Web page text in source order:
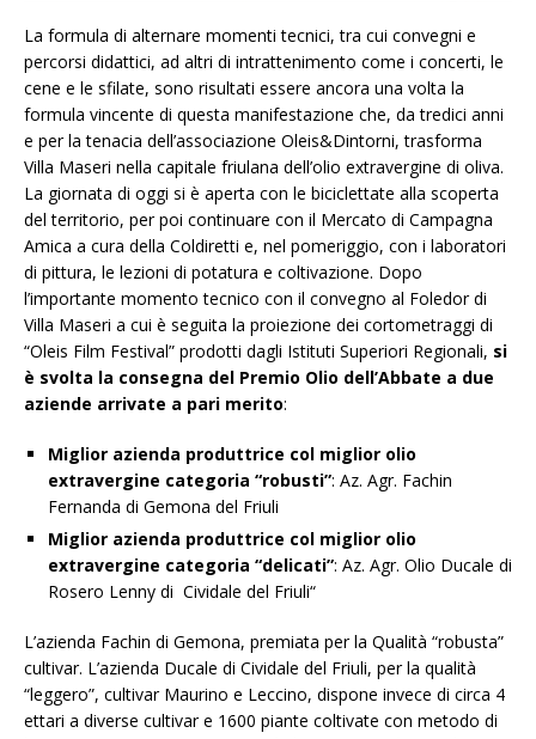
La formula di alternare momenti tecnici, tra cui convegni e
percorsi didattici, ad altri di intrattenimento come i concerti, le
cene e le sfilate, sono risultati essere ancora una volta la
formula vincente di questa manifestazione che, da tredici anni
e per la tenacia dell’associazione Oleis&Dintorni, trasforma
Villa Maseri nella capitale friulana dell’olio extravergine di oliva.
La giornata di oggi si è aperta con le biciclettate alla scoperta
del territorio, per poi continuare con il Mercato di Campagna
Amica a cura della Coldiretti e, nel pomeriggio, con i laboratori
di pittura, le lezioni di potatura e coltivazione. Dopo
l’importante momento tecnico con il convegno al Foledor di
Villa Maseri a cui è seguita la proiezione dei cortometraggi di
“Oleis Film Festival” prodotti dagli Istituti Superiori Regionali, si
è svolta la consegna del Premio Olio dell’Abbate a due
aziende arrivate a pari merito:
Miglior azienda produttrice col miglior olio
extravergine categoria “robusti”: Az. Agr. Fachin
Fernanda di Gemona del Friuli
Miglior azienda produttrice col miglior olio
extravergine categoria “delicati”: Az. Agr. Olio Ducale di
Rosero Lenny di Cividale del Friuli“
L’azienda Fachin di Gemona, premiata per la Qualità “robusta”
cultivar. L’azienda Ducale di Cividale del Friuli, per la qualità
“leggero”, cultivar Maurino e Leccino, dispone invece di circa 4
ettari a diverse cultivar e 1600 piante coltivate con metodo di